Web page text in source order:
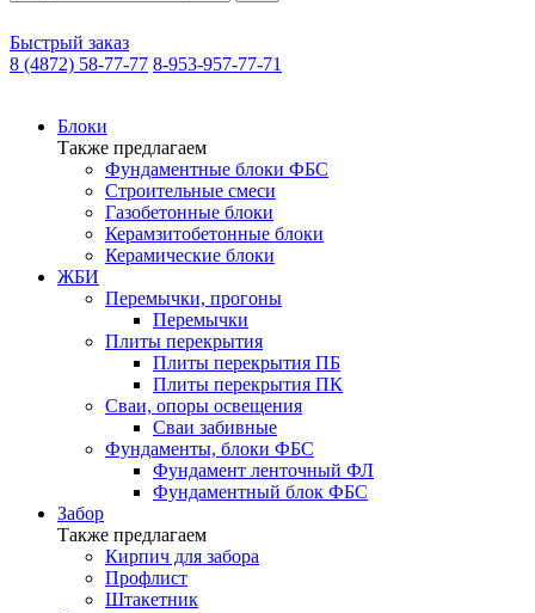
Быстрый заказ
8 (4872) 58-77-77 8-953-957-77-71
Блоки
Также предлагаем
Фундаментные блоки ФБС
Строительные смеси
Газобетонные блоки
Керамзитобетонные блоки
Керамические блоки
ЖБИ
Перемычки, прогоны
Перемычки
Плиты перекрытия
Плиты перекрытия ПБ
Плиты перекрытия ПК
Сваи, опоры освещения
Сваи забивные
Фундаменты, блоки ФБС
Фундамент ленточный ФЛ
Фундаментный блок ФБС
Забор
Также предлагаем
Кирпич для забора
Профлист
Штакетник